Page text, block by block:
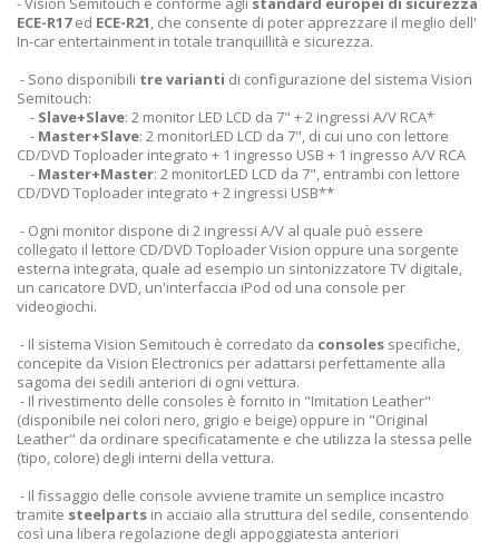
ECE-R17ed ECE-R21, che consente di poter apprezzare il meglio dell'
In-car entertainment in totale tranquillità e sicurezza.
- Sono disponibili tre varianti di configurazione del sistema Vision
Semitouch:
- Slave+Slave: 2 monitor LED LCD da 7" + 2 ingressi A/V RCA*
- Master+Slave: 2 monitorLED LCD da 7", di cui uno con lettore
CD/DVD Toploader integrato + 1 ingresso USB + 1 ingresso A/V RCA
- Master+Master: 2 monitorLED LCD da 7", entrambi con lettore
CD/DVD Toploader integrato + 2 ingressi USB**
- Ogni monitor dispone di 2 ingressi A/V al quale può essere
collegato il lettore CD/DVD Toploader Vision oppure una sorgente
esterna integrata, quale ad esempio un sintonizzatore TV digitale,
un caricatore DVD, un'interfaccia iPod od una console per
videogiochi.
- Il sistema Vision Semitouch è corredato da consoles specifiche,
concepite da Vision Electronics per adattarsi perfettamente alla
sagoma dei sedili anteriori di ogni vettura.
- Il rivestimento delle consoles è fornito in "Imitation Leather"
(disponibile nei colori nero, grigio e beige) oppure in "Original
Leather" da ordinare specificatamente e che utilizza la stessa pelle
(tipo, colore) degli interni della vettura.
- Il fissaggio delle console avviene tramite un semplice incastro
tramite steelparts in acciaio alla struttura del sedile, consentendo
così una libera regolazione degli appoggiatesta anteriori